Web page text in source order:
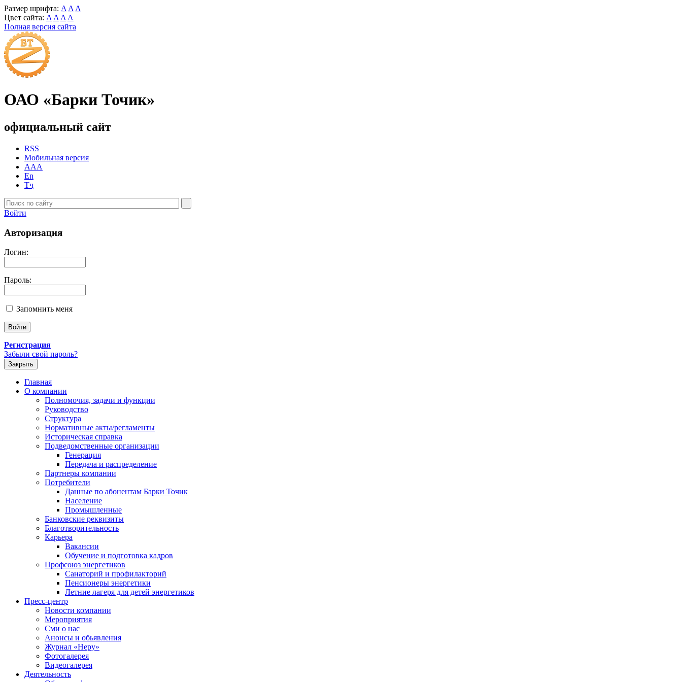
Размер шрифта: A A A
Цвет сайта: A A A A
Полная версия сайта
ОАО «Барки Точик»
официальный сайт
RSS
Мобильная версия
AAA
En
Тҷ
Войти
Авторизация
Логин:
Пароль:
Запомнить меня
Регистрация
Забыли свой пароль?
Закрыть
Главная
О компании
Полномочия, задачи и функции
Руководство
Структура
Нормативные акты/регламенты
Историческая справка
Подведомственные организации
Генерация
Передача и распределение
Партнеры компании
Потребители
Данные по абонентам Барки Точик
Население
Промышленные
Банковские реквизиты
Благотворительность
Карьера
Вакансии
Обучение и подготовка кадров
Профсоюз энергетиков
Санаторий и профилакторий
Пенсионеры энергетики
Летние лагеря для детей энергетиков
Пресс-центр
Новости компании
Мероприятия
Сми о нас
Анонсы и обьявления
Журнал «Неру»
Фотогалерея
Видеогалерея
Деятельность